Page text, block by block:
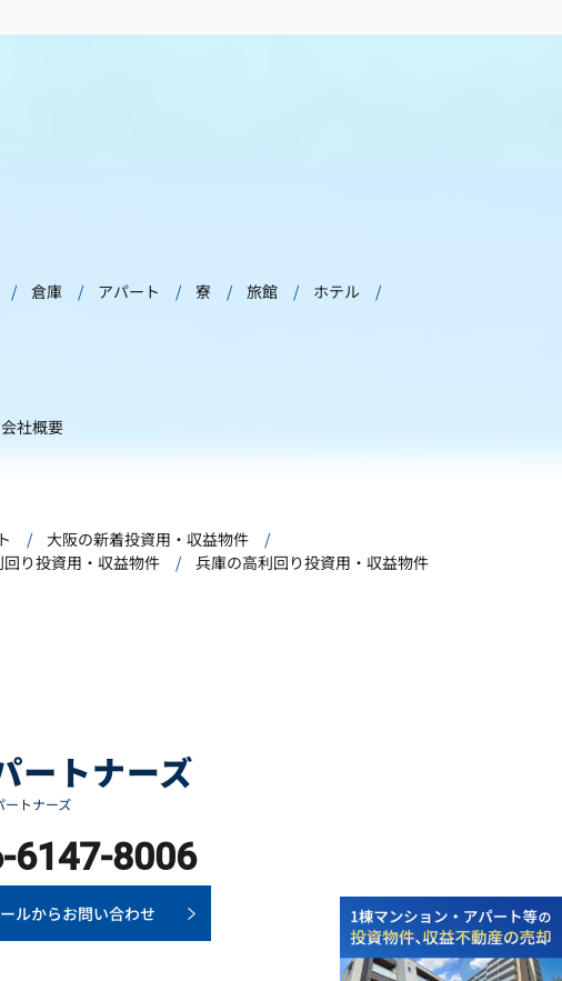
倉庫 アパート 寮 旅館
ホテル
会社概要
大阪の新着投資用・収益物件
り投資用・収益物件 兵庫の高利回り投資用・収益物件
6147-8006
ルからお問い合わせ